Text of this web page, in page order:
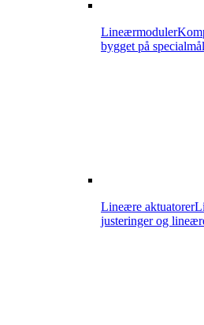
Lineærmoduler
bygget på
Lineære aktuatorer
justeringer og